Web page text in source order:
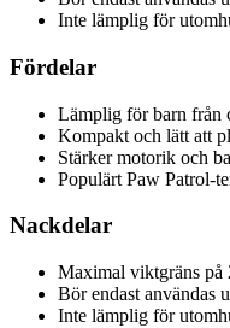
Inte lämplig för
Fördelar
Lämplig för barn från
Kompakt och lätt att
Stärker motorik och
Populärt Paw Patrol-
Nackdelar
Maximal viktgräns på
Bör endast användas
Inte lämplig för